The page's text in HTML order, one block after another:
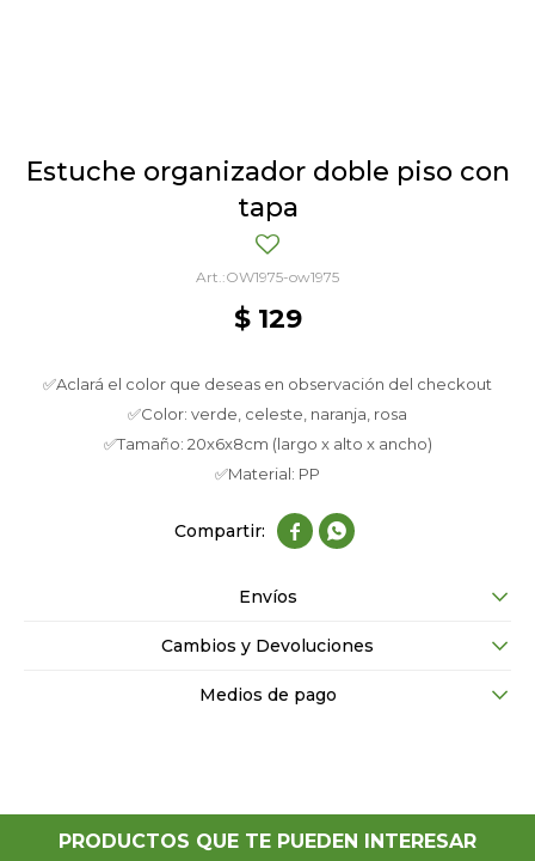
Estuche organizador doble piso con
tapa
OW1975-ow1975
$ 129
✅Aclará el color que deseas en observación del checkout
✅Color: verde, celeste, naranja, rosa
✅Tamaño: 20x6x8cm (largo x alto x ancho)
✅Material: PP
 
Envíos
Cambios y Devoluciones
Medios de pago
PRODUCTOS QUE TE PUEDEN INTERESAR